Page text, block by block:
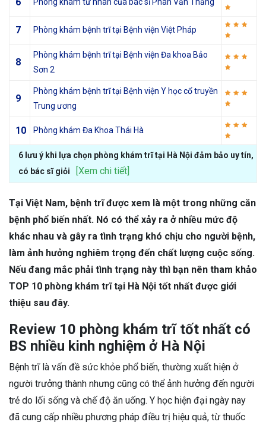
7 Phòng khám bệnh trĩ tại Bệnh viện Việt Pháp
8
Phòng khám bệnh trĩ tại Bệnh viện Đa khoa Bảo
Sơn 2
9
Phòng khám bệnh trĩ tại Bệnh viện Y học cổ truyền
Trung ương
10 Phòng khám Đa Khoa Thái Hà
6 lưu ý khi lựa chọn phòng khám trĩ tại Hà Nội đảm bảo uy tín,
có bác sĩ giỏi
[Xem chi tiết]
Tại Việt Nam, bệnh trĩ được xem là một trong những căn
bệnh phổ biến nhất. Nó có thể xảy ra ở nhiều mức độ
khác nhau và gây ra tình trạng khó chịu cho người bệnh,
làm ảnh hưởng nghiêm trọng đến chất lượng cuộc sống.
Nếu đang mắc phải tình trạng này thì bạn nên tham khảo
TOP 10 phòng khám trĩ tại Hà Nội tốt nhất được giới
thiệu sau đây.
Review 10 phòng khám trĩ tốt nhất có
BS nhiều kinh nghiệm ở Hà Nội
Bệnh trĩ là vấn đề sức khỏe phổ biến, thường xuất hiện ở
người trưởng thành nhưng cũng có thể ảnh hưởng đến người
trẻ do lối sống và chế độ ăn uống. Y học hiện đại ngày nay
đã cung cấp nhiều phương pháp điều trị hiệu quả, từ thuốc